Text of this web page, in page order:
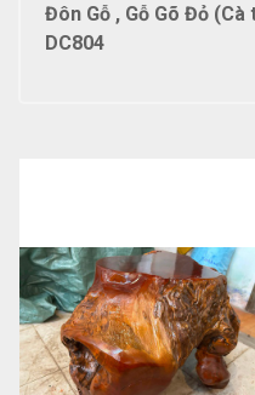
Đôn Gỗ , Gỗ Gõ Đỏ
DC804